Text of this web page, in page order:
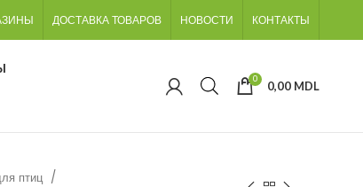
ДОСТАВКА ТОВАРОВ НОВОСТИ КОНТАКТЫ
0 0,00 MDL
птиц